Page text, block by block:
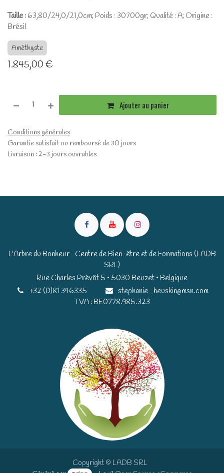
Taille : 63,80/24,0/21,0cm; Poids : 30700gr; Qualité : A; Origine :
Brésil
Améthyste
1.845,00€
Ajouter au panier
Conditions générales
Garantie satisfait ou remboursé de 30 jours
Livraison : 2-3 jours ouvrables
L'Arbre du Bonheur -Centre de Bien-être et de Formations (LADB
SRL)
Rue Charles Prévôt 5 • 5030 Beuzet • Belgique​​
+32 (0)81 346335
stephanie_heuskin@msn.com
TVA : BE0778.985.323
Copyright © LADB SRL